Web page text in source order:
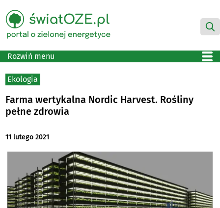
Rozwiń menu
Ekologia
Farma wertykalna Nordic Harvest. Rośliny
pełne zdrowia
11 lutego 2021